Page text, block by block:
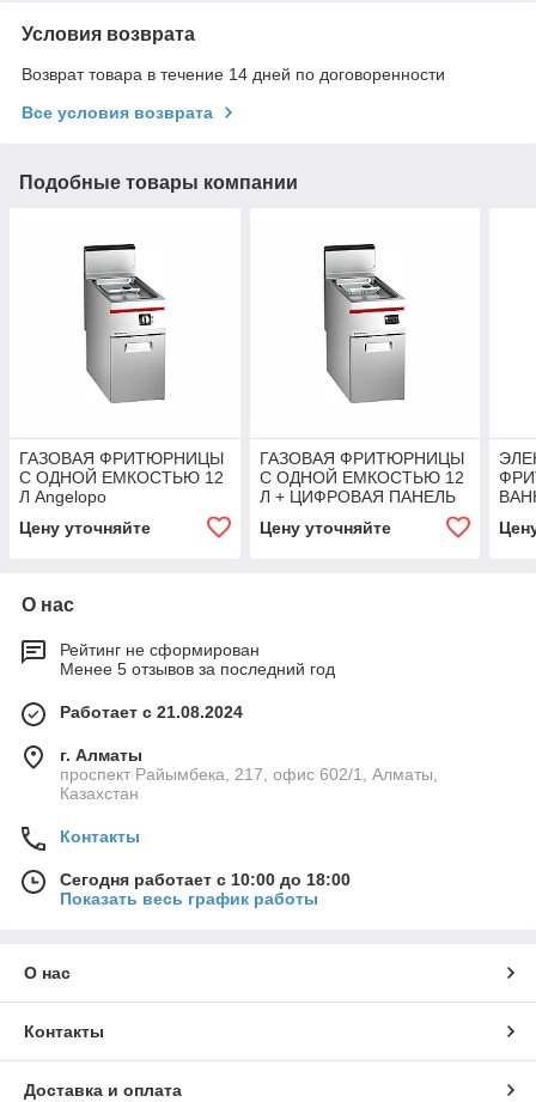
Условия возврата
Возврат товара в течение 14 дней по договоренности
Все условия возврата
Подобные товары компании
ГАЗОВАЯ ФРИТЮРНИЦЫ
С ОДНОЙ ЕМКОСТЬЮ 12
Л Angelopo
Цену уточняйте
ГАЗОВАЯ ФРИТЮРНИЦЫ
С ОДНОЙ ЕМКОСТЬЮ 12
Л + ЦИФРОВАЯ ПАНЕЛЬ
Цену уточняйте
О нас
Рейтинг не сформирован
Менее 5 отзывов за последний год
Работает с 21.08.2024
г. Алматы
проспект Райымбека, 217, офис 602/1, Алматы,
Казахстан
Контакты
Сегодня работает с 10:00 до 18:00
Показать весь график работы
О нас
Контакты
Доставка и оплата